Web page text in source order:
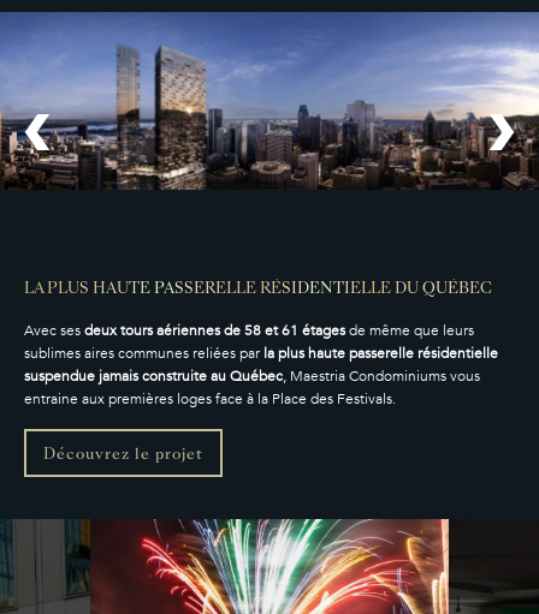
LA PLUS HAUTE PASSERELLE RÉSIDENTIELLE DU QUÉBEC
Avec sesdeux tours aériennes de 58 et 61 étagesde même que leurs
sublimes aires communes reliées par la plus haute passerelle résidentielle
suspendue jamais construite au Québec, Maestria Condominiums vous
entraine aux premières loges face à la Place des Festivals.
Découvrez le projet